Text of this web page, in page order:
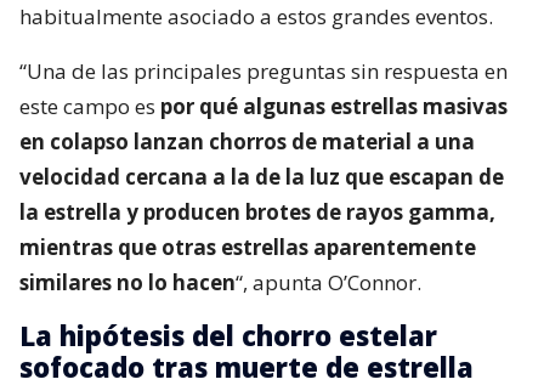
habitualmente asociado a estos grandes eventos.
“Una de las principales preguntas sin respuesta en
este campo es por qué algunas estrellas masivas
en colapso lanzan chorros de material a una
velocidad cercana a la de la luz que escapan de
la estrella y producen brotes de rayos gamma,
mientras que otras estrellas aparentemente
similares no lo hacen“, apunta O’Connor.
La hipótesis del chorro estelar
sofocado tras muerte de estrella